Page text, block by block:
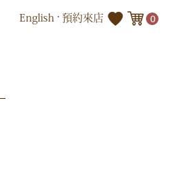
English 預約來店 0